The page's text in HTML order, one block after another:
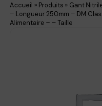
Accueil » Produits » Gant
– Longueur 250mm – DM
Alimentaire – – Taille